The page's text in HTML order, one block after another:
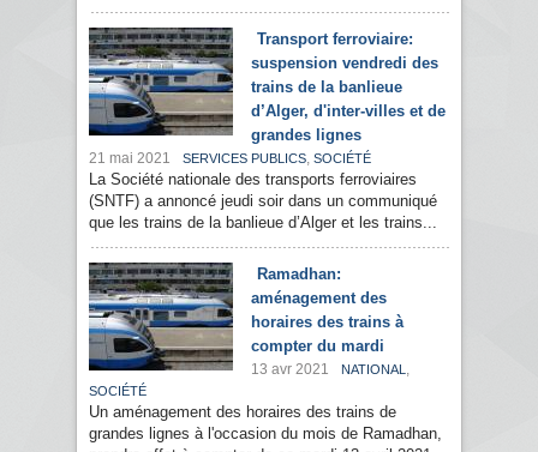
Transport ferroviaire:
suspension vendredi des
trains de la banlieue
d’Alger, d'inter-villes et de
grandes lignes
21 mai 2021 SERVICES PUBLICS, SOCIÉTÉ
La Société nationale des transports ferroviaires
(SNTF) a annoncé jeudi soir dans un communiqué
que les trains de la banlieue d’Alger et les trains...
Ramadhan:
aménagement des
horaires des trains à
compter du mardi
13 avr 2021 NATIONAL ,
SOCIÉTÉ
Un aménagement des horaires des trains de
grandes lignes à l'occasion du mois de Ramadhan,